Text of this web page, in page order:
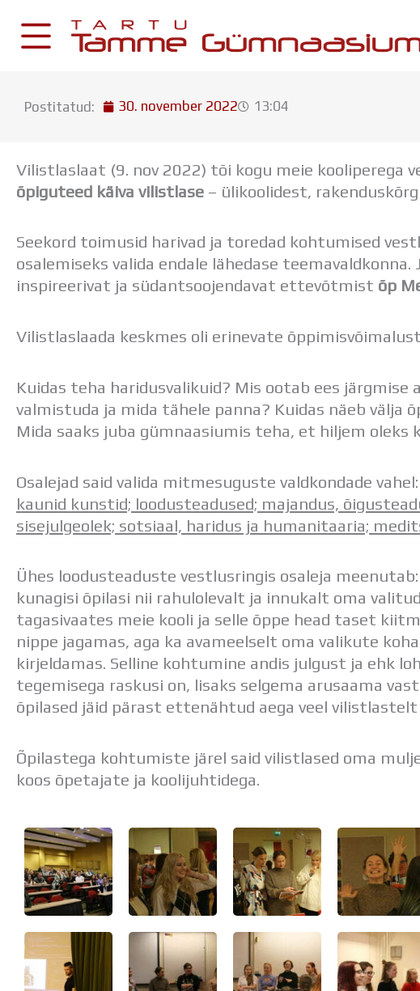
content
Postkast
Drive
Tamme TV
Tamme Leht
Kooliraadio
Postitatud: 30. november 2022 13:04
Vilistlaslaat (9. nov 2022) tõi kogu meie kooliperega
õpiguteed käiva vilistlase – ülikoolidest,
Seekord toimusid harivad ja toredad kohtumised
osalemiseks valida endale lähedase teemavaldkonna.
inspireerivat ja südantsoojendavat ettevõtmist õp
Vilistlaslaada keskmes oli erinevate
Kuidas teha haridusvalikuid? Mis ootab ees järgmise
valmistuda ja mida tähele panna? Kuidas näeb välja
Mida saaks juba gümnaasiumis teha, et hiljem oleks
Osalejad said valida mitmesuguste valdkondade vahel:
kaunid kunstid; loodusteadused; majandus,
sisejulgeolek; sotsiaal, haridus ja humanitaaria;
Ühes loodusteaduste vestlusringis osaleja
kunagisi õpilasi nii rahulolevalt ja innukalt oma
tagasivaates meie kooli ja selle õppe head taset
nippe jagamas, aga ka avameelselt oma valikute
kirjeldamas. Selline kohtumine andis julgust ja ehk
tegemisega raskusi on, lisaks selgema arusaama
õpilased jäid pärast ettenähtud aega veel
Õpilastega kohtumiste järel said vilistlased oma
koos õpetajate ja koolijuhtidega.